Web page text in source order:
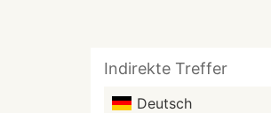
Indirekte Treffer
Deutsch